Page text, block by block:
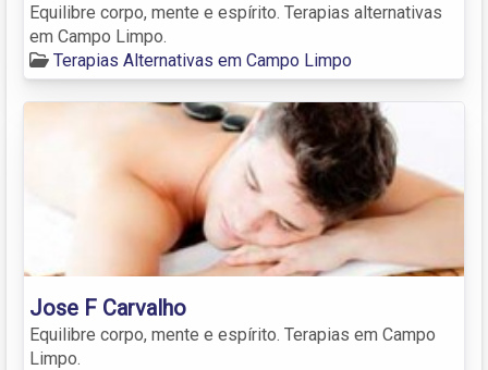
Equilibre corpo, mente e espírito. Terapias alternativas
em Campo Limpo.
Terapias Alternativas em Campo Limpo
Jose F Carvalho
Equilibre corpo, mente e espírito. Terapias em Campo
Limpo.